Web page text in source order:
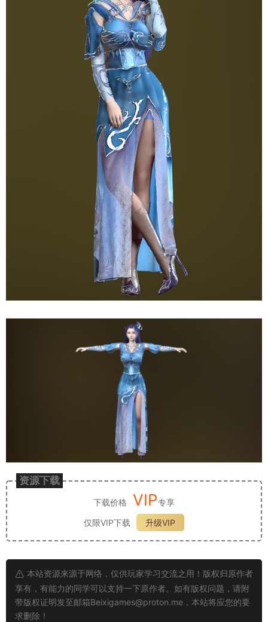
资源下载
下载价格 VIP专享
仅限VIP下载
升级VIP
本站资源来源于网络，仅供玩家学习交流之用！版权归原作者
享有，有能力的同学可以支持一下原作者。如有版权问题，请附
带版权证明发至邮箱Beixigames@proton.me ，本站将应您的要
求删除！